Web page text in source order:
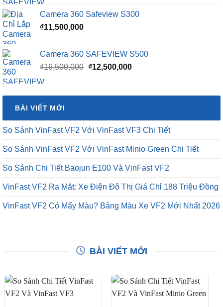
Camera 360 Safeview S300
₫11,500,000
Camera 360 SAFEVIEW S500
₫16,500,000 Giá
₫16,500,000.
₫12,500,000Giá
là:
BÀI VIẾT MỚI
So Sánh VinFast VF2 Với VinFast VF3 Chi Tiết
So Sánh VinFast VF2 Với VinFast Minio Green Chi Tiết
So Sánh Chi Tiết Baojun E100 Và VinFast VF2
VinFast VF2 Ra Mắt: Xe Điện Đô Thị Giá Chỉ 188 Triệu Đồng
VinFast VF2 Có Mấy Màu? Bảng Màu Xe VF2 Mới Nhất 2026
BÀI VIẾT MỚI